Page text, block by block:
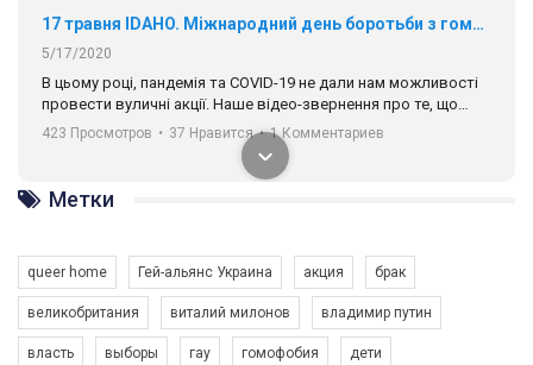
17 травня IDAHO. Міжнародний день боротьби з гомофобією трансфобією і біфобія.
5/17/2020
В цьому році, пандемія та COVІD-19 не дали нам можливості
провести вуличні акції. Наше відео-звернення про те, що
навіть коли ми у різних містах та не можемо зустрінеться, ми
разом. Ми закликаємо всіх хто поділяє цінності рівності та
солідарності, приєднатися до нас. Регіональні підрозділи
ГАУ є в 16 областях України.
Разом наш голос лунає гучніше!
423 Просмотров • 37 Нравится • 1 Комментариев
Метки
queer home Гей-альянс Украина акция брак
великобритания виталий милонов владимир путин
власть выборы гау гомофобия дети